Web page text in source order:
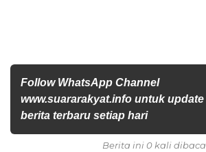
Follow WhatsApp Channel
www.suararakyat.info untuk update
berita terbaru setiap hari
Berita ini 0 kali dibaca